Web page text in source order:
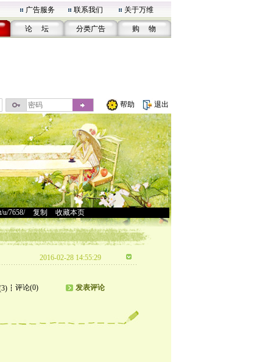
广告服务 联系我们 关于万维
论 坛 分类广告 购 物
帮助 退出
u/7658/> 复制 收藏本页
2016-02-28 14:55:29
评论(0) 发表评论